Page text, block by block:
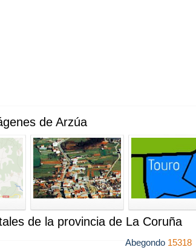
de Arzúa
de la provincia de La Coruña
Abegondo 15318